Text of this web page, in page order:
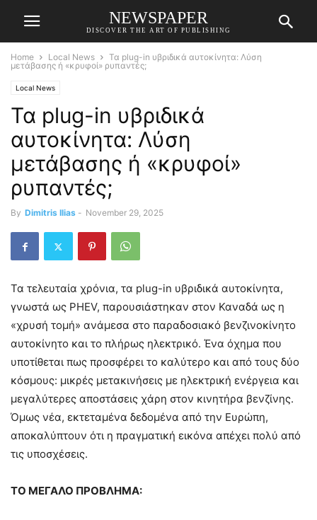
NEWSPAPER
DISCOVER THE ART OF PUBLISHING
Home Local News
Τα plug-in υβριδικά αυτοκίνητα: Λύση
μετάβασης ή «κρυφοί» ρυπαντές;
Local News
Τα plug-in υβριδικά
αυτοκίνητα: Λύση
μετάβασης ή «κρυφοί»
ρυπαντές;
By Dimitris Ilias - November 29, 2025
Τα τελευταία χρόνια, τα plug-in υβριδικά αυτοκίνητα,
γνωστά ως PHEV, παρουσιάστηκαν στον Καναδά ως η
«χρυσή τομή» ανάμεσα στο παραδοσιακό βενζινοκίνητο
αυτοκίνητο και το πλήρως ηλεκτρικό. Ένα όχημα που
υποτίθεται πως προσφέρει το καλύτερο και από τους δύο
κόσμους: μικρές μετακινήσεις με ηλεκτρική ενέργεια και
μεγαλύτερες αποστάσεις χάρη στον κινητήρα βενζίνης.
Όμως νέα, εκτεταμένα δεδομένα από την Ευρώπη,
αποκαλύπτουν ότι η πραγματική εικόνα απέχει πολύ από
τις υποσχέσεις.
ΤΟ ΜΕΓΑΛΟ ΠΡΟΒΛΗΜΑ: